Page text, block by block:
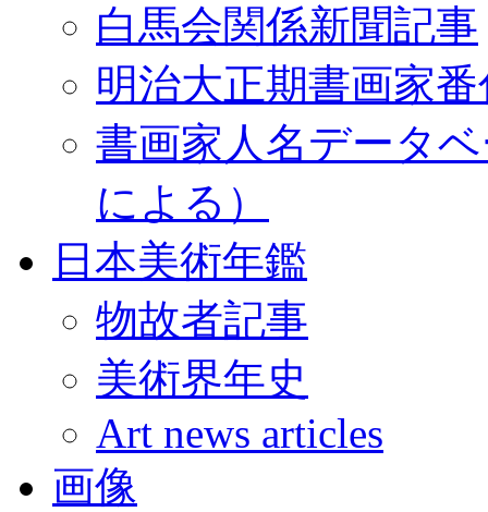
白馬会関係新聞記事
明治大正期書画家
書画家人名データ
による）
日本美術年鑑
物故者記事
美術界年史
Art news articles
画像